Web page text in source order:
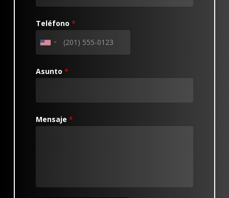
Teléfono*
Asunto*
Mensaje*